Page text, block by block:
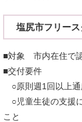
塩尻市フリー
■対象 市内在住で
■交付要件
○原則週1回以上通
○児童生徒の支援
こと